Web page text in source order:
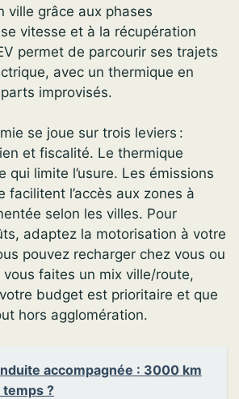
ville grâce aux phases
vitesse et à la récupération
permet de parcourir ses trajets
avec un thermique en
improvisés.
se joue sur trois leviers :
et fiscalité. Le thermique
qui limite l’usure. Les émissions
facilitent l’accès aux zones à
selon les villes. Pour
adaptez la motorisation à votre
pouvez recharger chez vous ou
vous faites un mix ville/route,
budget est prioritaire et que
hors agglomération.
accompagnée : 3000 km
?